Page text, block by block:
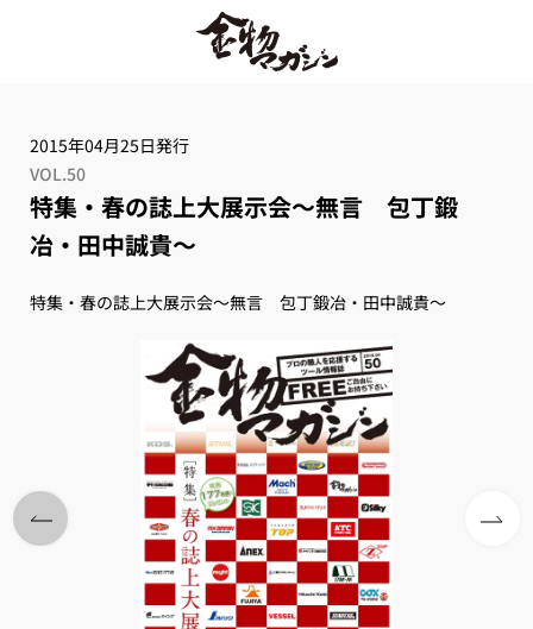
2015年04月25日発行
VOL.50
特集・春の誌上大展示会～無言 包丁鍛
冶・田中誠貴～
特集・春の誌上大展示会～無言 包丁鍛冶・田中誠貴～